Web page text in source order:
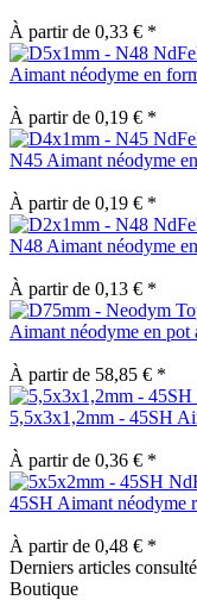
À partir de 0,33 € *
Aimant néodyme en
À partir de 0,19 € *
N45 Aimant néodyme
À partir de 0,19 € *
N48 Aimant néodyme
À partir de 0,13 € *
Aimant néodyme en
À partir de 58,85 € *
5,5x3x1,2mm - 45SH
À partir de 0,36 € *
45SH Aimant néodyme
À partir de 0,48 € *
Derniers articles
Boutique